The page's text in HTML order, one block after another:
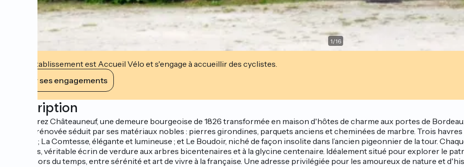
1/16
Cet établissement est Accueil Vélo et s'engage à accueillir des cyclistes.
Voir ses engagements
Description
Découvrez Châteauneuf, une demeure bourgeoise de 1826 transformée en maison d'hôtes de charme aux portes de
bâtisse rénovée séduit par ses matériaux nobles : pierres girondines, parquets anciens et cheminées de marbre. Trois
raffinée ; La Comtesse, élégante et lumineuse ; et Le Boudoir, niché de façon insolite dans l’ancien pigeonnier de la tour.
hectares, véritable écrin de verdure aux arbres bicentenaires et à la glycine centenaire. Idéalement situé pour explorer le
séjour hors du temps, entre sérénité et art de vivre à la française. Une adresse privilégiée pour les amoureux de nature et